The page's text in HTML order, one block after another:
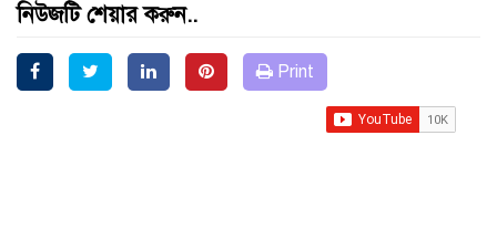
নিউজটি শেয়ার করুন..
Print